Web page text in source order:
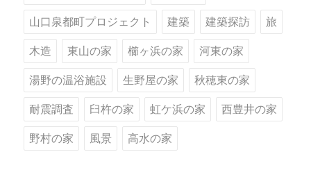
山口泉都町プロジェクト 建築 建築探訪 旅
木造 東山の家 櫛ヶ浜の家 河東の家
湯野の温浴施設 生野屋の家 秋穂東の家
耐震調査 臼杵の家 虹ケ浜の家 西豊井の家
野村の家 風景 高水の家